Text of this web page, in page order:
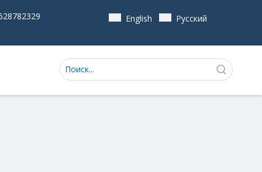
English Pусский